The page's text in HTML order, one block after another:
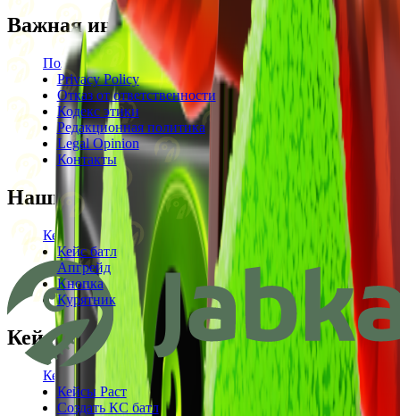
Важная информация
Пользовательское соглашение
Privacy Policy
Отказ от ответственности
Кодекс этики
Редакционная политика
Legal Opinion
Контакты
Наши режимы
Кейсы
Кейс батл
Апгрейд
Кнопка
Курятник
Кейсы
Кейсы КС2
Кейсы Раст
Создать КС батл